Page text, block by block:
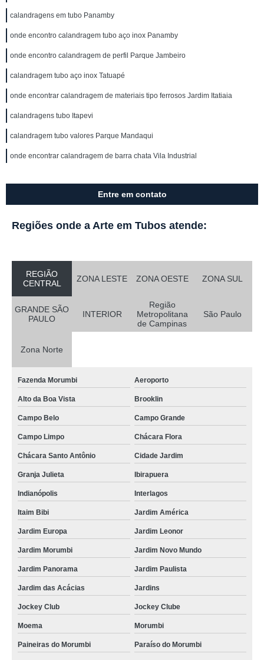
calandragens em tubo Panamby
onde encontro calandragem tubo aço inox Panamby
onde encontro calandragem de perfil Parque Jambeiro
calandragem tubo aço inox Tatuapé
onde encontrar calandragem de materiais tipo ferrosos Jardim Itatiaia
calandragens tubo Itapevi
calandragem tubo valores Parque Mandaqui
onde encontrar calandragem de barra chata Vila Industrial
Entre em contato
Regiões onde a Arte em Tubos atende:
REGIÃO
CENTRAL
ZONA LESTE ZONA OESTE ZONA SUL
GRANDE SÃO
PAULO
INTERIOR
Região
Metropolitana
de Campinas
São Paulo
Zona Norte
Fazenda Morumbi Aeroporto
Alto da Boa Vista Brooklin
Campo Belo Campo Grande
Campo Limpo Chácara Flora
Chácara Santo Antônio Cidade Jardim
Granja Julieta Ibirapuera
Indianópolis Interlagos
Itaim Bibi Jardim América
Jardim Europa Jardim Leonor
Jardim Morumbi Jardim Novo Mundo
Jardim Panorama Jardim Paulista
Jardim das Acácias Jardins
Jockey Club Jockey Clube
Moema Morumbi
Paineiras do Morumbi Paraíso do Morumbi